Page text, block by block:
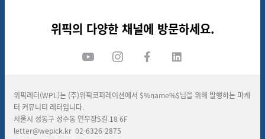
위픽의 다양한 채널에 방문하세요.
위픽레터(WPL)는 (주)위픽코퍼레이션에서 $%name%$님을 위해 발행하는 마케
터 커뮤니티 레터입니다.
서울시 성동구 성수동 연무장5길 18 6F
letter@wepick.kr 02-6326-2875